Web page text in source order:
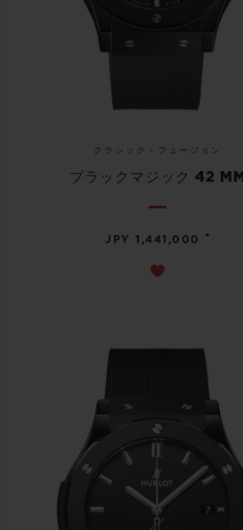
クラシック・フュージョン
ブラックマジック 42 MM
JPY 1,441,000 •